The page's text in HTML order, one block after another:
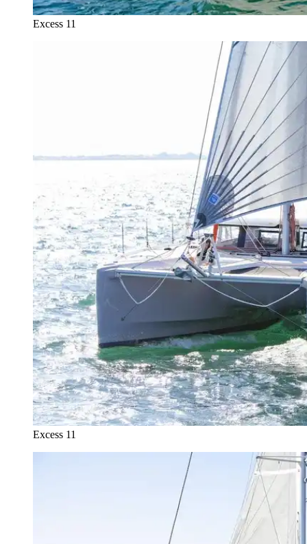
Excess 11
Excess 11